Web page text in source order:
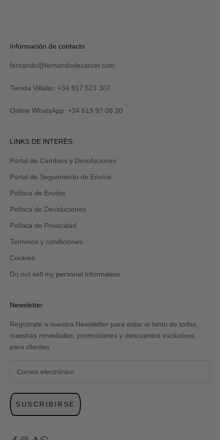
R
I
I
M
E
Verás
tu
al
y
recibirás
Revisa
carpeta
promociones
spam.
Información de contacto
fernando@fernandodecarcer.com
Tienda Villalar: +34 917 523 307
Online WhatsApp: +34 619 97 08 20
LINKS DE INTERÉS:
Portal de Cambios y Devoluciones
Portal de Seguimiento de Envíos
Política de Envíos
Política de Devoluciones
Política de Privacidad
Terminos y condiciones
Cookies
Do not sell my personal information
Newsletter
Regístrate a nuestra Newsletter para estar al tanto de todas
nuestras novedades, promociones y descuentos exclusivos
para clientes
SUSCRIBIRSE